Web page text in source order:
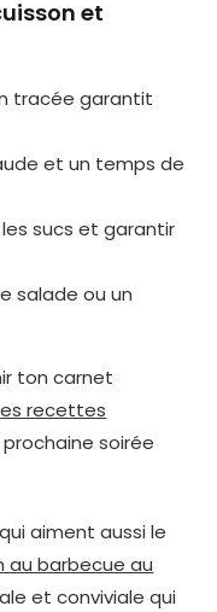
et
tracée garantit
et un temps de
les sucs et garantir
salade ou un
ton carnet
recettes
soirée
aiment aussi le
au barbecue au
et conviviale qui